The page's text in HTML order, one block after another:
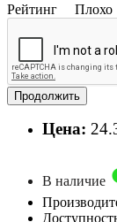
Рейтинг Плохо
Продолжить
Цена:
В наличие